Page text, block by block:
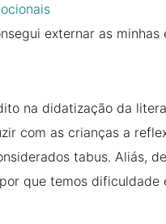
externar as
na didatização da
com as crianças a
tabus. Aliás,
que temos dificuldade